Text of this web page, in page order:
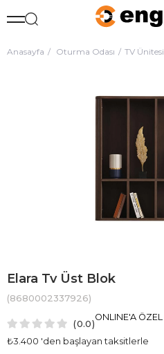
Anasayfa Oturma Odası TV Ünitesi
Elara Tv Üst Blok
(8680002337926)
0.0
₺3.400 'den başlayan taksitlerle
ONLINE'A ÖZEL